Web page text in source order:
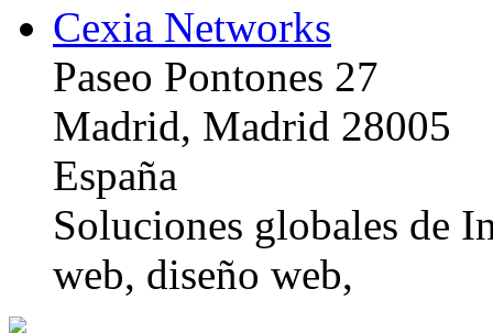
Cexia Networks
Paseo Pontones 27
Madrid, Madrid 28005
España
Soluciones globales de
web, diseño web,